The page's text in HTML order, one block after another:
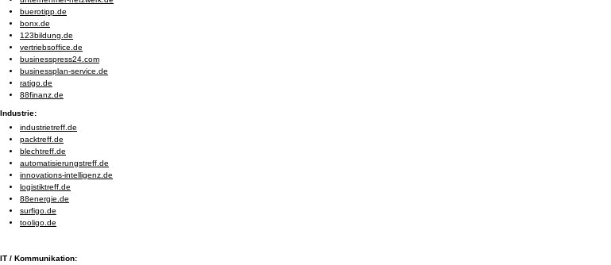
buerotipp.de
bonx.de
123bildung.de
vertriebsoffice.de
businesspress24.com
businessplan-service.de
ratigo.de
88finanz.de
Industrie:
industrietreff.de
packtreff.de
blechtreff.de
automatisierungstreff.de
innovations-intelligenz.de
logistiktreff.de
88energie.de
surfigo.de
tooligo.de
IT / Kommunikation: